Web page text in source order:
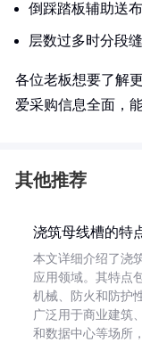
倒踩踏板辅助送布
层数过多时分段
各位老板想要了解
爱采购信息全面，
其他推荐
浇筑母线槽的特
本文详细介绍了浇
应用领域。其特点
机械、防火和防护
广泛用于商业建筑
和数据中心等场所